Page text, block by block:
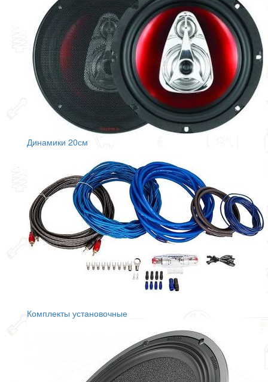
Динамики 20см
Комплекты установочные